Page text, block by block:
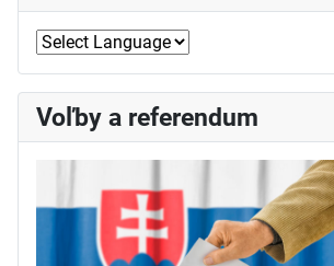
Voľby a referendum